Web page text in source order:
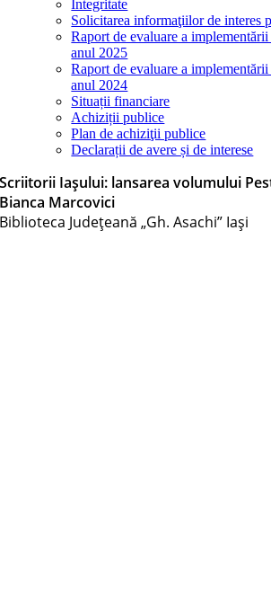
Integritate
Solicitarea informaţiilor de interes
Raport de evaluare a
anul 2025
Raport de evaluare a
anul 2024
Situații financiare
Achiziții publice
Plan de achiziţii publice
Declarații de avere și de interese
Scriitorii Iașului: lansarea volumului
Bianca Marcovici
Biblioteca Judeţeană „Gh. Asachi” Iaşi